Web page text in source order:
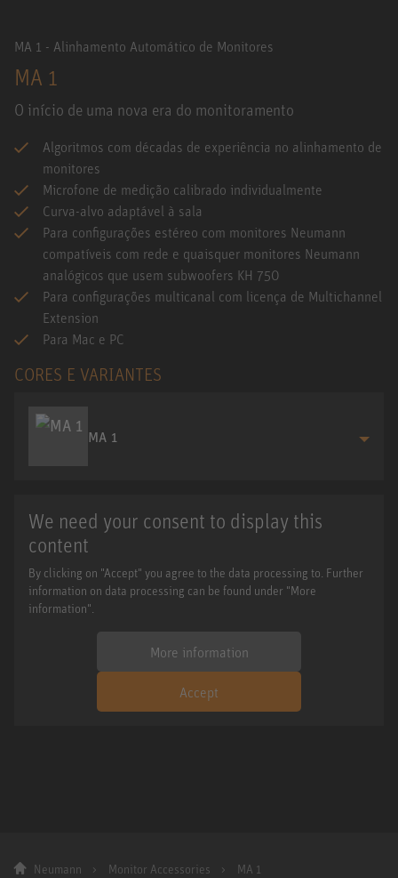
MA 1 - Alinhamento Automático de Monitores
MA 1
O início de uma nova era do monitoramento
Algoritmos com décadas de experiência no alinhamento de
monitores
Microfone de medição calibrado individualmente
Curva-alvo adaptável à sala
Para configurações estéreo com monitores Neumann
compatíveis com rede e quaisquer monitores Neumann
analógicos que usem subwoofers KH 750
Para configurações multicanal com licença de Multichannel
Extension
Para Mac e PC
CORES E VARIANTES
MA 1
We need your consent to display this
content
By clicking on "Accept" you agree to the data processing to. Further
information on data processing can be found under "More
information".
More information
Accept
Neumann Monitor Accessories MA 1